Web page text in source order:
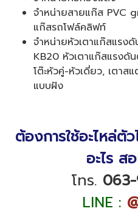
จำหน่ายสายแก๊ส PVC
แก๊สรถโฟล์คลิฟท์
จำหน่ายหัวเตาแก๊สแรง
KB20 หัวเตาแก๊สแรงดั
โต๊ะหัวคู่-หัวเดี่ยว, เตาส
แบบฝัง
ต้องการใช้อะไหล่ตั
อะไร ส
โทร.
LINE :